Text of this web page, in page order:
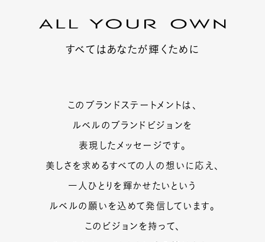
ルベルの研究開発
SALON LIST
すべてはあなたが輝くために
このブランドステートメントは、
ルベルのブランドビジョンを
表現したメッセージです。
美しさを求めるすべての人の想いに応え、
一人ひとりを輝かせたいという
ルベルの願いを込めて発信しています。
このビジョンを持って、